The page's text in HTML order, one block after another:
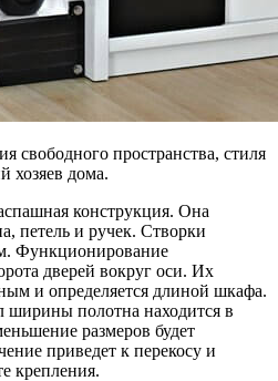
свободного пространства, стиля
хозяев дома.
конструкция. Она
петель и ручек. Створки
Функционирование
дверей вокруг оси. Их
и определяется длиной шкафа.
ширины полотна находится в
размеров будет
приведет к перекосу и
крепления.